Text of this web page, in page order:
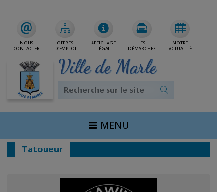
NOUS
CONTACTER
OFFRES
D'EMPLOI
AFFICHAGE
LÉGAL
LES
DÉMARCHES
NOTRE
ACTUALITÉ
Ville de Marle
MENU
Tatoueur